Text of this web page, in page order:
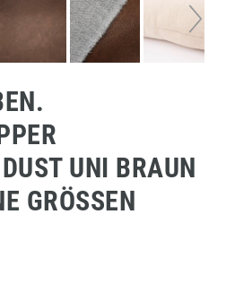
UNI BRAUN
GRÖSSEN